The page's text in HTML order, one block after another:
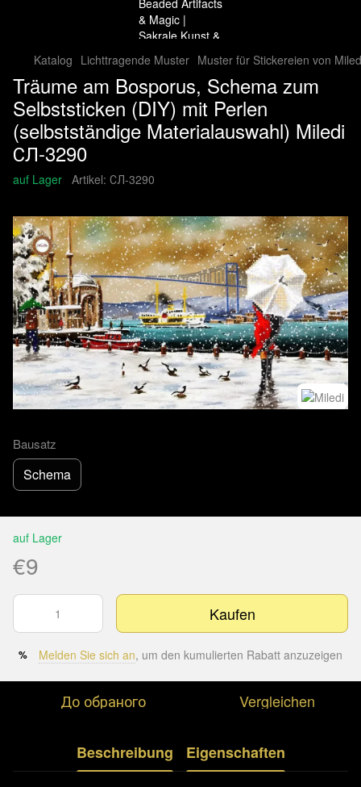
Katalog Lichttragende Muster Muster für Stickereien von
Träume am Bosporus, Schema zum
Selbststicken (DIY) mit Perlen
(selbstständige Materialauswahl) Miledi
СЛ-3290
auf Lager Artikel: СЛ-3290
Bausatz
Schema
auf Lager
€9
Kaufen
% Melden Sie sich an, um den kumulierten Rabatt anzuzeigen
До обраного Vergleichen
Beschreibung Eigenschaften